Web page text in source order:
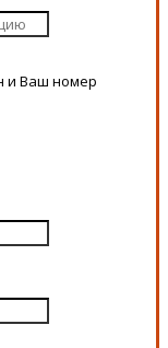
и Ваш номер